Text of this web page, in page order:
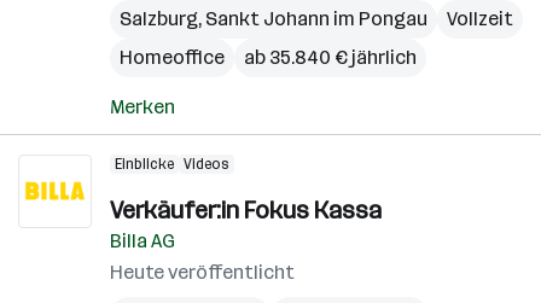
Salzburg, Sankt Johann im Pongau
Vollzeit
Homeoffice
ab 35.840 € jährlich
Merken
Einblicke Videos
Verkäufer:in Fokus Kassa
Billa AG
Heute veröffentlicht